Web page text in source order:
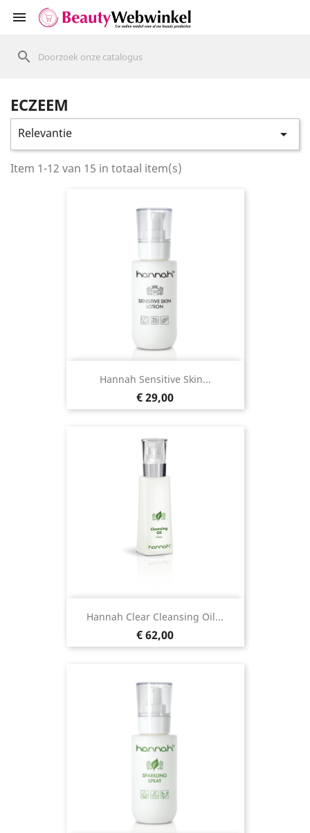

search
ECZEEM
Relevantie 
Item 1-12 van 15 in totaal item(s)
Hannah Sensitive Skin...
Prijs
€ 29,00
Hannah Clear Cleansing Oil...
Prijs
€ 62,00